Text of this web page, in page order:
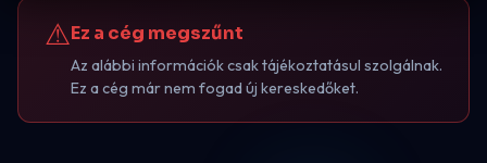
⚠Ez a cég megszűnt
Az alábbi információk csak tájékoztatásul szolgálnak.
Ez a cég már nem fogad új kereskedőket.